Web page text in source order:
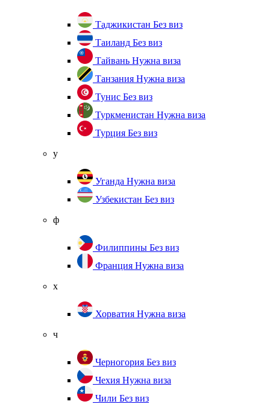
Таджикистан Без виз
Таиланд Без виз
Тайвань Нужна виза
Танзания Нужна виза
Тунис Без виз
Туркменистан Нужна виза
Турция Без виз
у
Уганда Нужна виза
Узбекистан Без виз
ф
Филиппины Без виз
Франция Нужна виза
х
Хорватия Нужна виза
ч
Черногория Без виз
Чехия Нужна виза
Чили Без виз